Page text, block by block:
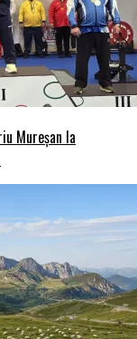
Mureșan la